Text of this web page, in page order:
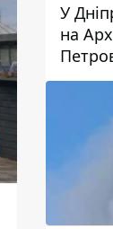
У
на
№5